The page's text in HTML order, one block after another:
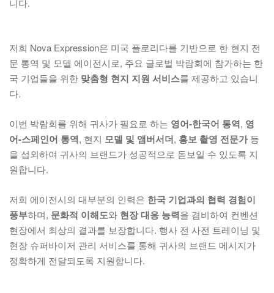
니다.
저희 Nova Expression은 미국 플로리다를 기반으로 한 현지 전
문 통역 및 모델 에이전시로, 주요 글로벌 박람회에 참가하는 한
국 기업들을 위한 맞춤형 현지 지원 서비스를 제공하고 있습니
다.
이번 박람회를 위해 귀사가 필요로 하는 영어-한국어 통역, 영
어-스페인어 통역, 현지 모델 및 앰버서더, 홍보 촬영 전문가 등
을 섭외하여 귀사의 브랜드가 성공적으로 돋보일 수 있도록 지
원합니다.
저희 에이전시의 대부분의 인력은 한국 기업과의 협력 경험이
풍부하며, 문화적 이해도와 현장 대응 능력을 겸비하여 컨벤션
현장에서 최상의 결과를 보장합니다. 행사 전 사전 트레이닝 및
현장 슈퍼바이저 관리 서비스를 통해 귀사의 브랜드 메시지가
정확하게 전달되도록 지원합니다.